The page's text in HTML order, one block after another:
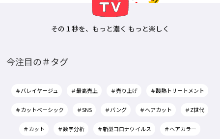
その１秒を、もっと濃く もっと楽しく
今注目の＃タグ
＃バレイヤージュ ＃最高売上 ＃売り上げ ＃酸熱トリートメント
＃カットベーシック ＃SNS ＃バング ＃ヘアカット ＃Z世代
＃カット ＃数字分析 ＃新型コロナウイルス ＃ヘアカラー